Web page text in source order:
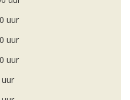
uur
uur
uur